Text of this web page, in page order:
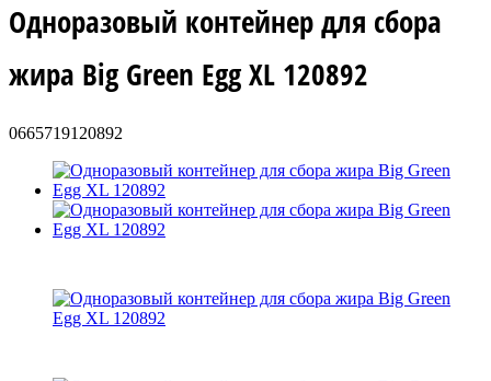
Одноразовый контейнер для сбора
жира Big Green Egg XL 120892
0665719120892